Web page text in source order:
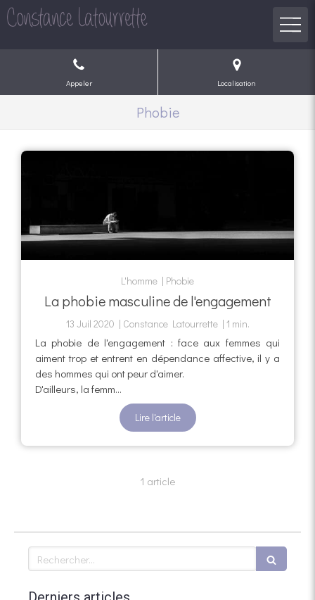
Appeler Localisation
Phobie
L'homme Phobie
La phobie masculine de l'engagement
13 Juil 2020 Constance Latourrette 1 min.
La phobie de l'engagement : face aux femmes qui
aiment trop et entrent en dépendance affective, il y a
des hommes qui ont peur d'aimer.
D'ailleurs, la femm...
Lire l'article
1 article
Rechercher